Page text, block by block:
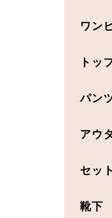
ワン
トッ
パン
アウ
セッ
靴下